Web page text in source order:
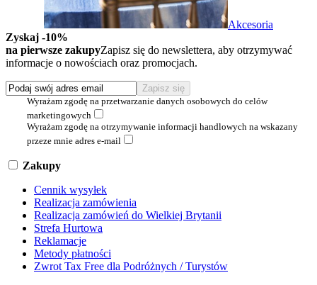
Akcesoria
Zyskaj -10%
na pierwsze zakupyZapisz się do newslettera, aby otrzymywać
informacje o nowościach oraz promocjach.
Wyrażam zgodę na przetwarzanie danych osobowych do celów
marketingowych
Wyrażam zgodę na otrzymywanie informacji handlowych na wskazany
przeze mnie adres e-mail
Zakupy
Cennik wysyłek
Realizacja zamówienia
Realizacja zamówień do Wielkiej Brytanii
Strefa Hurtowa
Reklamacje
Metody płatności
Zwrot Tax Free dla Podróżnych / Turystów